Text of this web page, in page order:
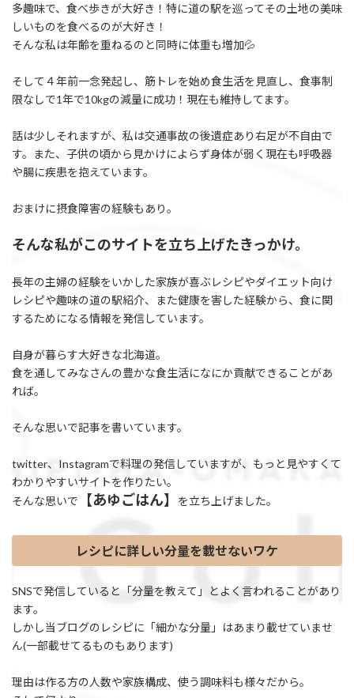
多趣味で、食べ歩きが大好き！特に道の駅を巡ってその土地の美味
しいものを食べるのが大好き！
そんな私は年齢を重ねるのと同時に体重も増加💦
そして４年前一念発起し、筋トレを始め食生活を見直し、食事制
限なしで1年で10kgの減量に成功！現在も維持してます。
話は少しそれますが、私は交通事故の後遺症あり右足が不自由で
す。また、子供の頃から見かけによらず身体が弱く現在も呼吸器
や腸に疾患を抱えています。
おまけに摂食障害の経験もあり。
そんな私がこのサイトを立ち上げたきっかけ。
長年の主婦の経験をいかした家族が喜ぶレシピやダイエット向け
レシピや趣味の道の駅紹介、また健康を害した経験から、食に関
するためになる情報を発信しています。
自身が暮らす大好きな北海道。
食を通してみなさんの豊かな食生活になにか貢献できることがあ
れば。
そんな思いで記事を書いています。
twitter、Instagramで料理の発信していますが、もっと見やすくて
わかりやすいサイトを作りたい。
そんな思いで
【あゆごはん】 を立ち上げました。
レシピに詳しい分量を載せないワケ
SNSで発信していると「分量を教えて」とよく言われることがあり
ます。
しかし当ブログのレシピに「細かな分量」はあまり載せていませ
ん(一部載せてるものもあります)
理由は作る方の人数や家族構成、使う調味料も様々だから。